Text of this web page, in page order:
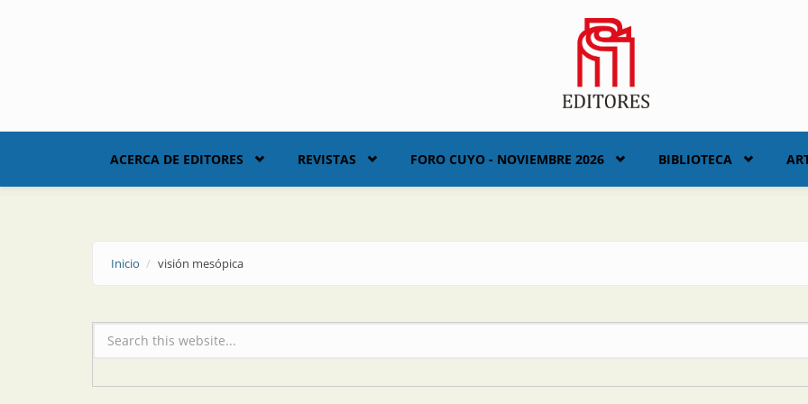
ACERCA DE EDITORES REVISTAS FORO CUYO - NOVIEMBRE 2026 BIBLIOTECA
Inicio visión mesópica
Formulario de búsqueda